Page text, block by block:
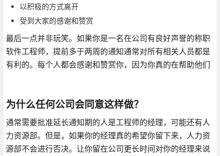
以积极的方式离开
受到大家的感谢和赞赏
最后一点并非玩笑。如果你是一名在公司有良好声誉的称职
软件工程师，提前多于两周的通知通常对所有相关人员都是
有利的。每个人都会感谢和赞赏你，因为你真的在帮助他们
为什么任何公司会同意这样做？
通常需要批准延长通知期的人是工程师的经理，可能还有人
力资源部。但是，如果你的经理真的希望你留下来，人力资
源部不会进行否决。让你留在公司更长时间对你的经理来说